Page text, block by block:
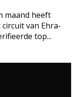
maand heeft
van Ehra-
top...